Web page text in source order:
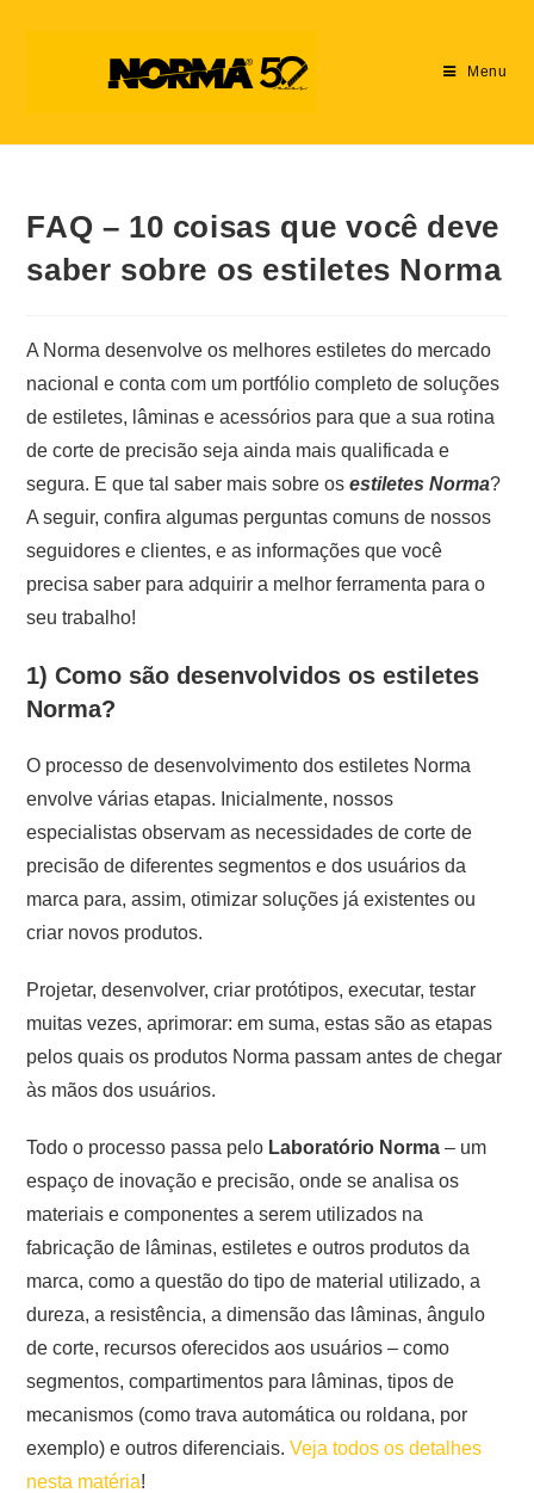
Menu
FAQ – 10 coisas que você deve
saber sobre os estiletes Norma
A Norma desenvolve os melhores estiletes do mercado
nacional e conta com um portfólio completo de soluções
de estiletes, lâminas e acessórios para que a sua rotina
de corte de precisão seja ainda mais qualificada e
segura. E que tal saber mais sobre osestiletes Norma?
A seguir, confira algumas perguntas comuns de nossos
seguidores e clientes, e as informações que você
precisa saber para adquirir a melhor ferramenta para o
seu trabalho!
1) Como são desenvolvidos os estiletes
Norma?
O processo de desenvolvimento dos estiletes Norma
envolve várias etapas. Inicialmente, nossos
especialistas observam as necessidades de corte de
precisão de diferentes segmentos e dos usuários da
marca para, assim, otimizar soluções já existentes ou
criar novos produtos.
Projetar, desenvolver, criar protótipos, executar, testar
muitas vezes, aprimorar: em suma, estas são as etapas
pelos quais os produtos Norma passam antes de chegar
às mãos dos usuários.
Todo o processo passa pelo Laboratório Norma – um
espaço de inovação e precisão, onde se analisa os
materiais e componentes a serem utilizados na
fabricação de lâminas, estiletes e outros produtos da
marca, como a questão do tipo de material utilizado, a
dureza, a resistência, a dimensão das lâminas, ângulo
de corte, recursos oferecidos aos usuários – como
segmentos, compartimentos para lâminas, tipos de
mecanismos (como trava automática ou roldana, por
exemplo) e outros diferenciais.Veja todos os detalhes
nesta matéria!